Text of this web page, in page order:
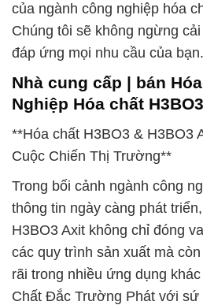
của ngành công nghiệp hóa
Chúng tôi sẽ không ngừng
đáp ứng mọi nhu cầu của bạn.
Nhà cung cấp | bán
Nghiệp Hóa chất
**Hóa chất H3BO3 & H3BO3
Cuộc Chiến Thị Trường**
Trong bối cảnh ngành công
thông tin ngày càng phát
H3BO3 Axit không chỉ đóng
các quy trình sản xuất mà
rãi trong nhiều ứng dụng
Chất Đắc Trường Phát với sứ